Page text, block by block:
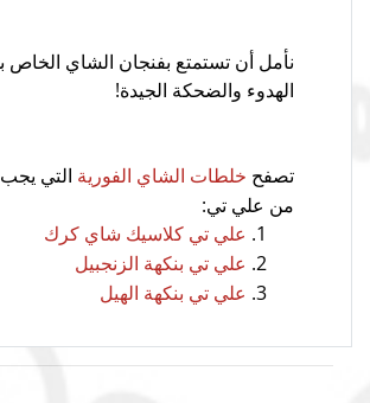
نأمل أن تستمتع بفنجان الشاي
الهدوء والضحكة الجيدة!
تصفح خلطات الشاي الفورية التي يجب
من علي تي:
علي تي كلاسيك شاي كرك
علي تي بنكهة الزنجبيل
علي تي بنكهة الهيل